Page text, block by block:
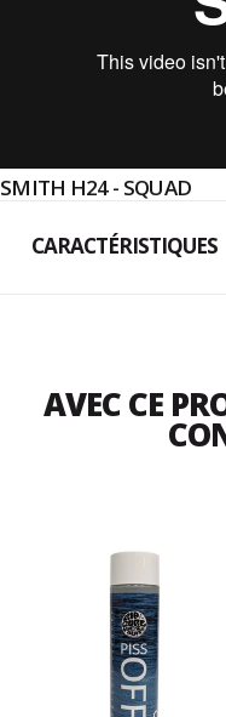
SMITH H24 - SQUAD
CARACTÉRISTIQUES
AVEC CE